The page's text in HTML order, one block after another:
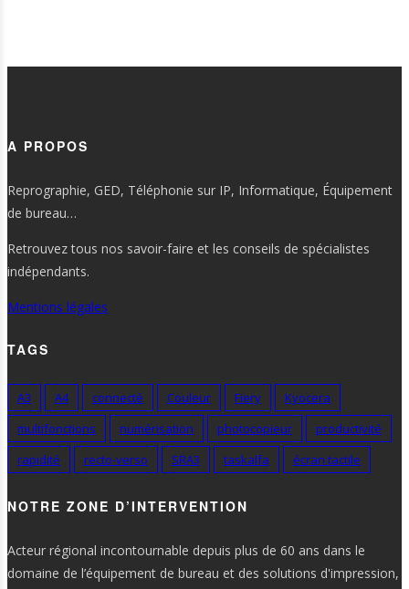
A PROPOS
Reprographie, GED, Téléphonie sur IP, Informatique, Équipement
de bureau…
Retrouvez tous nos savoir-faire et les conseils de spécialistes
indépendants.
Mentions légales
TAGS
A3 A4 connecté Couleur Fiery
Kyocera
multifonctions
numérisation photocopieur
productivité
rapidité
recto-verso SRA3 taskalfa écran tactile
NOTRE ZONE D’INTERVENTION
Acteur régional incontournable depuis plus de 60 ans dans le
domaine de l’équipement de bureau et des solutions d'impression,